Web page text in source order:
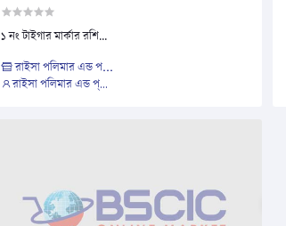
১ নং টাইগার মার্কার রশি...
রাইসা পলিমার এন্ড প...
রাইসা পলিমার এন্ড প্...